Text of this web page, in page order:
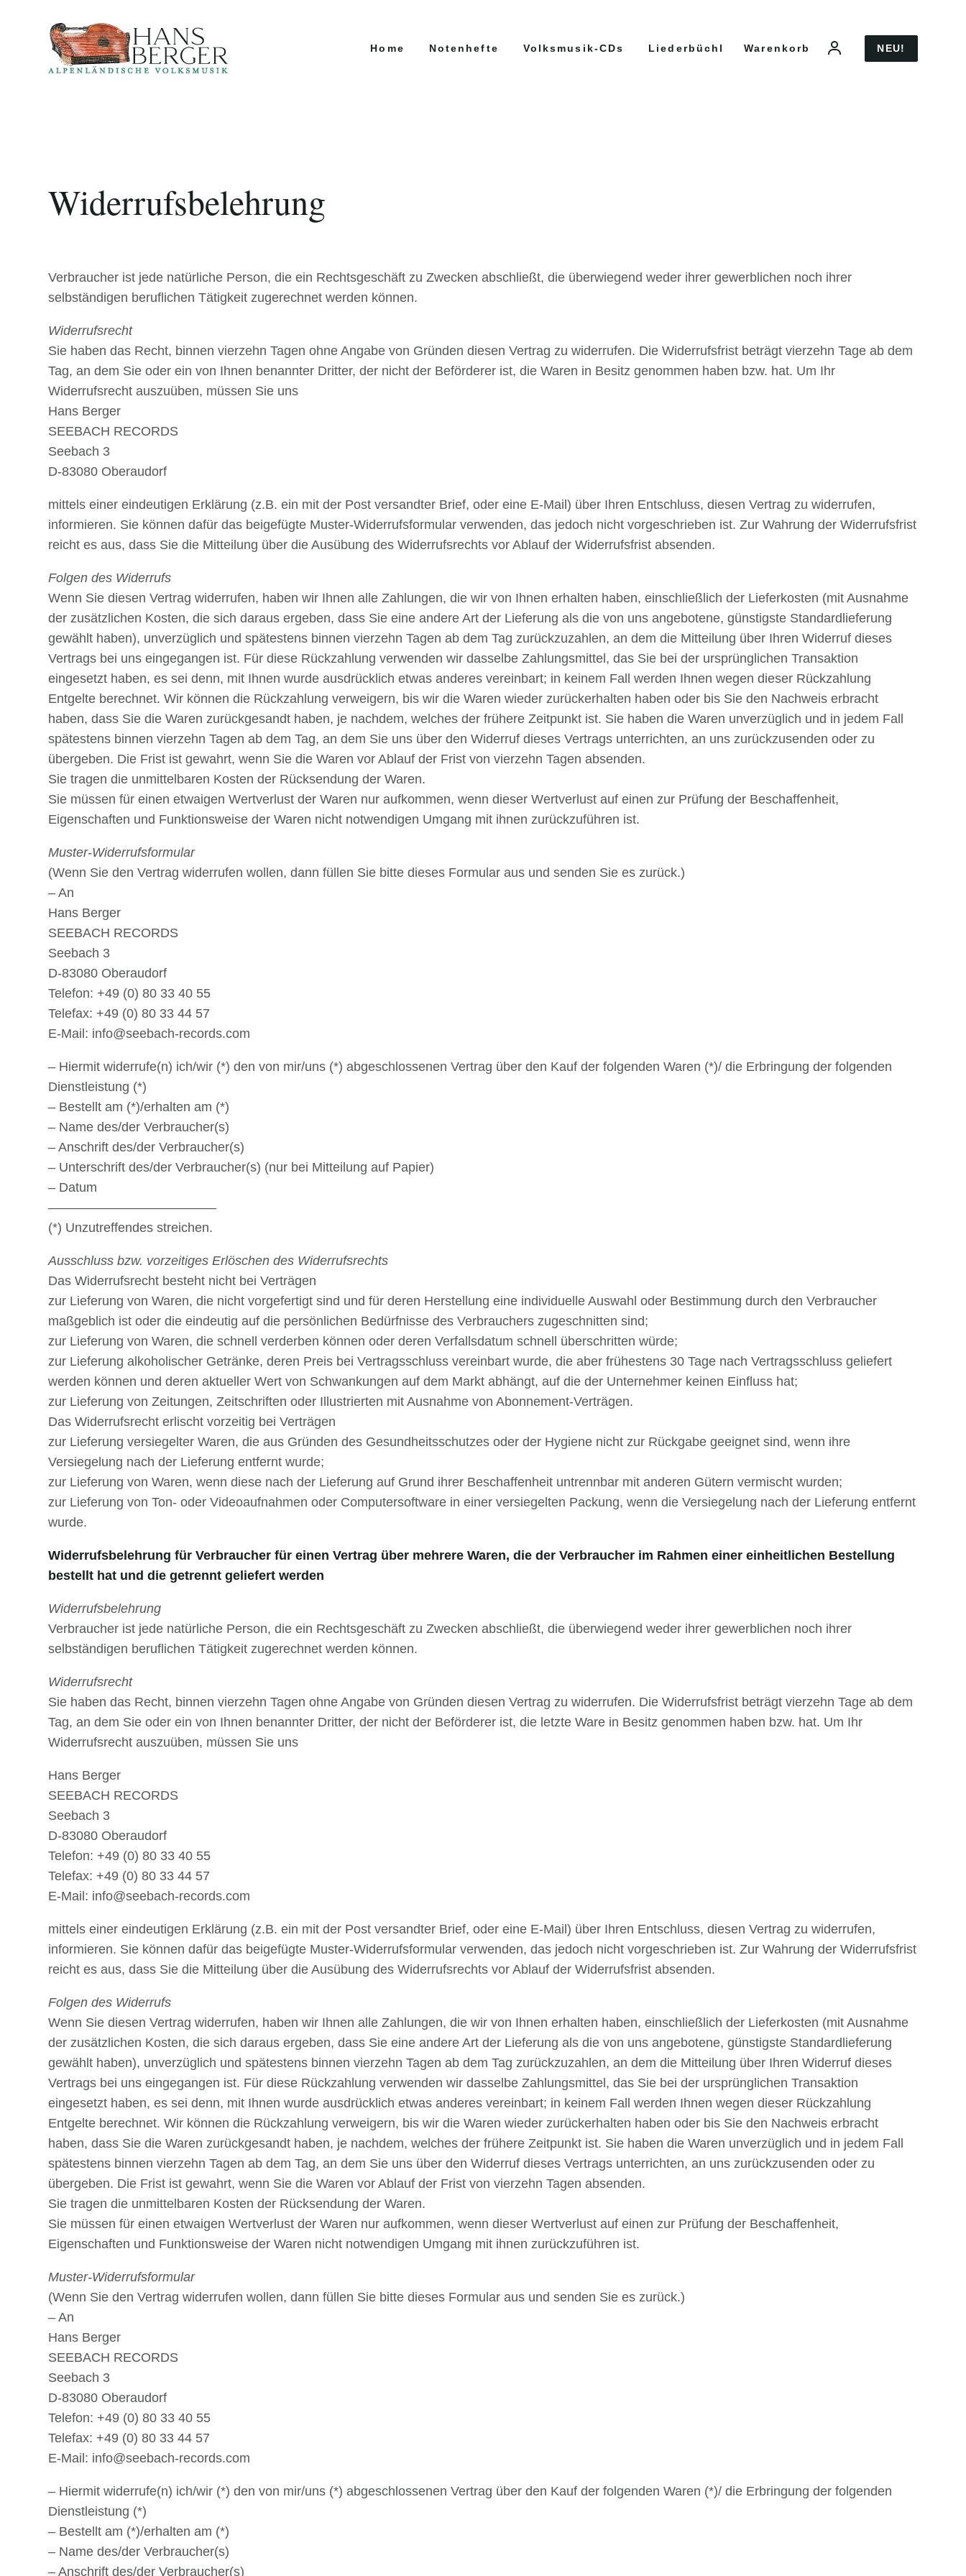
Home Notenhefte Volksmusik-CDs Liederbüchl Warenkorb NEU!
Widerrufsbelehrung
Verbraucher ist jede natürliche Person, die ein Rechtsgeschäft zu Zwecken abschließt, die überwiegend weder ihrer gewerblichen noch ihrer
selbständigen beruflichen Tätigkeit zugerechnet werden können.
Widerrufsrecht
Sie haben das Recht, binnen vierzehn Tagen ohne Angabe von Gründen diesen Vertrag zu widerrufen. Die Widerrufsfrist beträgt vierzehn Tage ab dem
Tag, an dem Sie oder ein von Ihnen benannter Dritter, der nicht der Beförderer ist, die Waren in Besitz genommen haben bzw. hat. Um Ihr
Widerrufsrecht auszuüben, müssen Sie uns
Hans Berger
SEEBACH RECORDS
Seebach 3
D-83080 Oberaudorf
mittels einer eindeutigen Erklärung (z.B. ein mit der Post versandter Brief, oder eine E-Mail) über Ihren Entschluss, diesen Vertrag zu widerrufen,
informieren. Sie können dafür das beigefügte Muster-Widerrufsformular verwenden, das jedoch nicht vorgeschrieben ist. Zur Wahrung der Widerrufsfrist
reicht es aus, dass Sie die Mitteilung über die Ausübung des Widerrufsrechts vor Ablauf der Widerrufsfrist absenden.
Folgen des Widerrufs
Wenn Sie diesen Vertrag widerrufen, haben wir Ihnen alle Zahlungen, die wir von Ihnen erhalten haben, einschließlich der Lieferkosten (mit Ausnahme
der zusätzlichen Kosten, die sich daraus ergeben, dass Sie eine andere Art der Lieferung als die von uns angebotene, günstigste Standardlieferung
gewählt haben), unverzüglich und spätestens binnen vierzehn Tagen ab dem Tag zurückzuzahlen, an dem die Mitteilung über Ihren Widerruf dieses
Vertrags bei uns eingegangen ist. Für diese Rückzahlung verwenden wir dasselbe Zahlungsmittel, das Sie bei der ursprünglichen Transaktion
eingesetzt haben, es sei denn, mit Ihnen wurde ausdrücklich etwas anderes vereinbart; in keinem Fall werden Ihnen wegen dieser Rückzahlung
Entgelte berechnet. Wir können die Rückzahlung verweigern, bis wir die Waren wieder zurückerhalten haben oder bis Sie den Nachweis erbracht
haben, dass Sie die Waren zurückgesandt haben, je nachdem, welches der frühere Zeitpunkt ist. Sie haben die Waren unverzüglich und in jedem Fall
spätestens binnen vierzehn Tagen ab dem Tag, an dem Sie uns über den Widerruf dieses Vertrags unterrichten, an uns zurückzusenden oder zu
übergeben. Die Frist ist gewahrt, wenn Sie die Waren vor Ablauf der Frist von vierzehn Tagen absenden.
Sie tragen die unmittelbaren Kosten der Rücksendung der Waren.
Sie müssen für einen etwaigen Wertverlust der Waren nur aufkommen, wenn dieser Wertverlust auf einen zur Prüfung der Beschaffenheit,
Eigenschaften und Funktionsweise der Waren nicht notwendigen Umgang mit ihnen zurückzuführen ist.
Muster-Widerrufsformular
(Wenn Sie den Vertrag widerrufen wollen, dann füllen Sie bitte dieses Formular aus und senden Sie es zurück.)
– An
Hans Berger
SEEBACH RECORDS
Seebach 3
D-83080 Oberaudorf
Telefon: +49 (0) 80 33 40 55
Telefax: +49 (0) 80 33 44 57
E-Mail: info@seebach-records.com
– Hiermit widerrufe(n) ich/wir (*) den von mir/uns (*) abgeschlossenen Vertrag über den Kauf der folgenden Waren (*)/ die Erbringung der folgenden
Dienstleistung (*)
– Bestellt am (*)/erhalten am (*)
– Name des/der Verbraucher(s)
– Anschrift des/der Verbraucher(s)
– Unterschrift des/der Verbraucher(s) (nur bei Mitteilung auf Papier)
– Datum
—————————————
(*) Unzutreffendes streichen.
Ausschluss bzw. vorzeitiges Erlöschen des Widerrufsrechts
Das Widerrufsrecht besteht nicht bei Verträgen
zur Lieferung von Waren, die nicht vorgefertigt sind und für deren Herstellung eine individuelle Auswahl oder Bestimmung durch den Verbraucher
maßgeblich ist oder die eindeutig auf die persönlichen Bedürfnisse des Verbrauchers zugeschnitten sind;
zur Lieferung von Waren, die schnell verderben können oder deren Verfallsdatum schnell überschritten würde;
zur Lieferung alkoholischer Getränke, deren Preis bei Vertragsschluss vereinbart wurde, die aber frühestens 30 Tage nach Vertragsschluss geliefert
werden können und deren aktueller Wert von Schwankungen auf dem Markt abhängt, auf die der Unternehmer keinen Einfluss hat;
zur Lieferung von Zeitungen, Zeitschriften oder Illustrierten mit Ausnahme von Abonnement-Verträgen.
Das Widerrufsrecht erlischt vorzeitig bei Verträgen
zur Lieferung versiegelter Waren, die aus Gründen des Gesundheitsschutzes oder der Hygiene nicht zur Rückgabe geeignet sind, wenn ihre
Versiegelung nach der Lieferung entfernt wurde;
zur Lieferung von Waren, wenn diese nach der Lieferung auf Grund ihrer Beschaffenheit untrennbar mit anderen Gütern vermischt wurden;
zur Lieferung von Ton- oder Videoaufnahmen oder Computersoftware in einer versiegelten Packung, wenn die Versiegelung nach der Lieferung entfernt
wurde.
Widerrufsbelehrung für Verbraucher für einen Vertrag über mehrere Waren, die der Verbraucher im Rahmen einer einheitlichen Bestellung
bestellt hat und die getrennt geliefert werden
Widerrufsbelehrung
Verbraucher ist jede natürliche Person, die ein Rechtsgeschäft zu Zwecken abschließt, die überwiegend weder ihrer gewerblichen noch ihrer
selbständigen beruflichen Tätigkeit zugerechnet werden können.
Widerrufsrecht
Sie haben das Recht, binnen vierzehn Tagen ohne Angabe von Gründen diesen Vertrag zu widerrufen. Die Widerrufsfrist beträgt vierzehn Tage ab dem
Tag, an dem Sie oder ein von Ihnen benannter Dritter, der nicht der Beförderer ist, die letzte Ware in Besitz genommen haben bzw. hat. Um Ihr
Widerrufsrecht auszuüben, müssen Sie uns
Hans Berger
SEEBACH RECORDS
Seebach 3
D-83080 Oberaudorf
Telefon: +49 (0) 80 33 40 55
Telefax: +49 (0) 80 33 44 57
E-Mail: info@seebach-records.com
mittels einer eindeutigen Erklärung (z.B. ein mit der Post versandter Brief, oder eine E-Mail) über Ihren Entschluss, diesen Vertrag zu widerrufen,
informieren. Sie können dafür das beigefügte Muster-Widerrufsformular verwenden, das jedoch nicht vorgeschrieben ist. Zur Wahrung der Widerrufsfrist
reicht es aus, dass Sie die Mitteilung über die Ausübung des Widerrufsrechts vor Ablauf der Widerrufsfrist absenden.
Folgen des Widerrufs
Wenn Sie diesen Vertrag widerrufen, haben wir Ihnen alle Zahlungen, die wir von Ihnen erhalten haben, einschließlich der Lieferkosten (mit Ausnahme
der zusätzlichen Kosten, die sich daraus ergeben, dass Sie eine andere Art der Lieferung als die von uns angebotene, günstigste Standardlieferung
gewählt haben), unverzüglich und spätestens binnen vierzehn Tagen ab dem Tag zurückzuzahlen, an dem die Mitteilung über Ihren Widerruf dieses
Vertrags bei uns eingegangen ist. Für diese Rückzahlung verwenden wir dasselbe Zahlungsmittel, das Sie bei der ursprünglichen Transaktion
eingesetzt haben, es sei denn, mit Ihnen wurde ausdrücklich etwas anderes vereinbart; in keinem Fall werden Ihnen wegen dieser Rückzahlung
Entgelte berechnet. Wir können die Rückzahlung verweigern, bis wir die Waren wieder zurückerhalten haben oder bis Sie den Nachweis erbracht
haben, dass Sie die Waren zurückgesandt haben, je nachdem, welches der frühere Zeitpunkt ist. Sie haben die Waren unverzüglich und in jedem Fall
spätestens binnen vierzehn Tagen ab dem Tag, an dem Sie uns über den Widerruf dieses Vertrags unterrichten, an uns zurückzusenden oder zu
übergeben. Die Frist ist gewahrt, wenn Sie die Waren vor Ablauf der Frist von vierzehn Tagen absenden.
Sie tragen die unmittelbaren Kosten der Rücksendung der Waren.
Sie müssen für einen etwaigen Wertverlust der Waren nur aufkommen, wenn dieser Wertverlust auf einen zur Prüfung der Beschaffenheit,
Eigenschaften und Funktionsweise der Waren nicht notwendigen Umgang mit ihnen zurückzuführen ist.
Muster-Widerrufsformular
(Wenn Sie den Vertrag widerrufen wollen, dann füllen Sie bitte dieses Formular aus und senden Sie es zurück.)
– An
Hans Berger
SEEBACH RECORDS
Seebach 3
D-83080 Oberaudorf
Telefon: +49 (0) 80 33 40 55
Telefax: +49 (0) 80 33 44 57
E-Mail: info@seebach-records.com
– Hiermit widerrufe(n) ich/wir (*) den von mir/uns (*) abgeschlossenen Vertrag über den Kauf der folgenden Waren (*)/ die Erbringung der folgenden
Dienstleistung (*)
– Bestellt am (*)/erhalten am (*)
– Name des/der Verbraucher(s)
– Anschrift des/der Verbraucher(s)